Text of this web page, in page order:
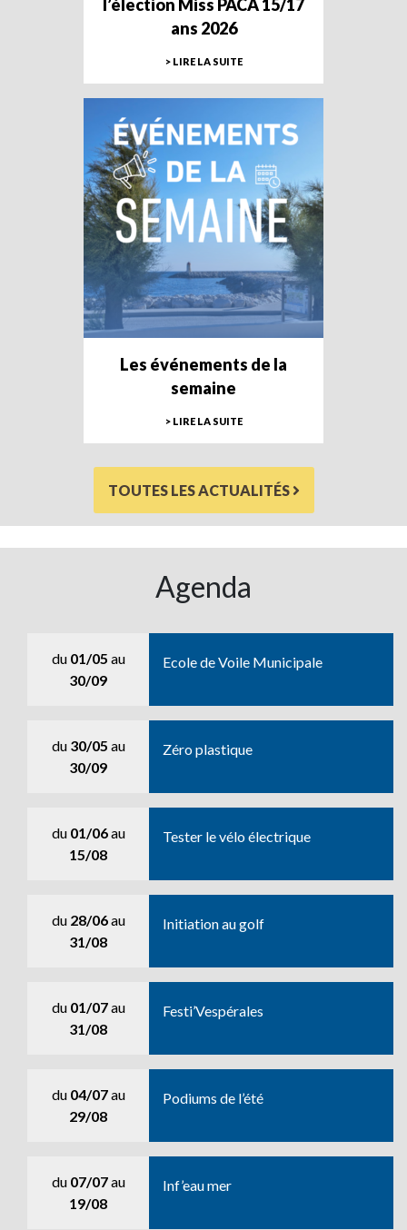
l’élection Miss PACA 15/17
ans 2026
> LIRE LA SUITE
Les événements de la
semaine
> LIRE LA SUITE
TOUTES LES ACTUALITÉS
Agenda
du 01/05 au
30/09
Ecole de Voile Municipale
du 30/05 au
30/09
Zéro plastique
du 01/06au
15/08
Tester le vélo électrique
du 28/06au
31/08
Initiation au golf
du 01/07au
31/08
Festi’Vespérales
du 04/07au
29/08
Podiums de l’été
du 07/07au
19/08
Inf’eau mer